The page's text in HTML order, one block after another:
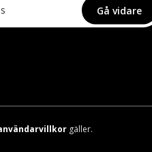
Gå vidare
gäller.